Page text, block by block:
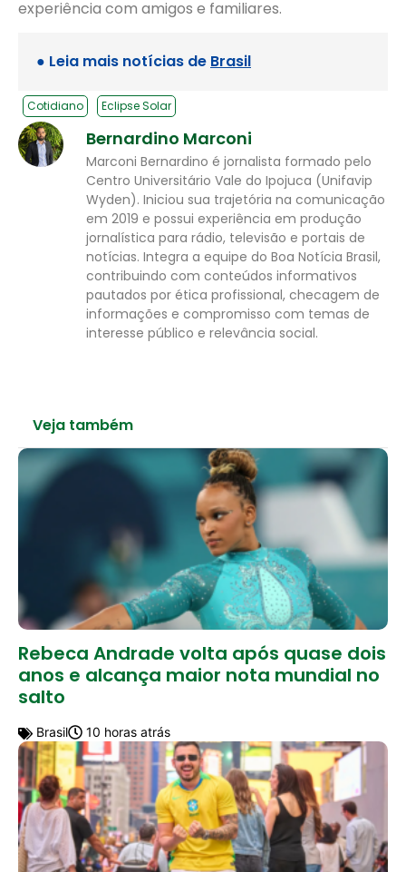
experiência com amigos e familiares.
● Leia mais notícias de Brasil
Cotidiano Eclipse Solar
Bernardino Marconi
Marconi Bernardino é jornalista formado pelo
Centro Universitário Vale do Ipojuca (Unifavip
Wyden). Iniciou sua trajetória na comunicação
em 2019 e possui experiência em produção
jornalística para rádio, televisão e portais de
notícias. Integra a equipe do Boa Notícia Brasil,
contribuindo com conteúdos informativos
pautados por ética profissional, checagem de
informações e compromisso com temas de
interesse público e relevância social.
Veja também
Rebeca Andrade volta após quase dois
anos e alcança maior nota mundial no
salto
Brasil 10 horas atrás